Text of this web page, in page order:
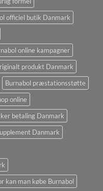
officiel butik Danmark
online kampagner
produkt Danmark
Burnabol præstationsstøtte
online
betaling Danmark
Danmark
kan man købe Burnabol